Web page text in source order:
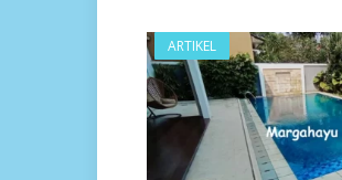
ARTIKEL